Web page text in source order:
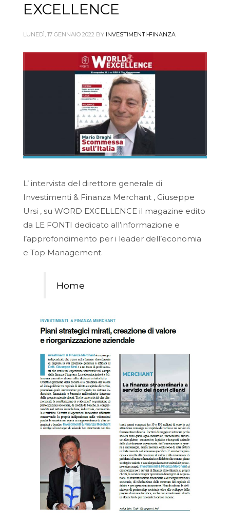
EXCELLENCE
LUNEDÌ, 17 GENNAIO 2022 BY INVESTIMENTI-FINANZA
L’ intervista del direttore generale di
Investimenti & Finanza Merchant , Giuseppe
Ursi , su WORD EXCELLENCE il magazine edito
da LE FONTI dedicato all’informazione e
l’approfondimento per i leader dell’economia
e Top Management.
Home